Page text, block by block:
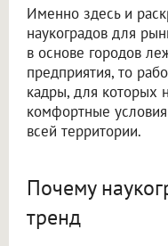
Именно здесь и
наукоградов для
в основе городов
предприятия, то
кадры, для которых
комфортные
всей территории.
Почему
тренд